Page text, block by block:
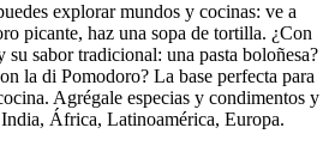
explorar mundos y cocinas: ve a
picante, haz una sopa de tortilla. ¿Con
sabor tradicional: una pasta boloñesa?
la di Pomodoro? La base perfecta para
Agrégale especias y condimentos y
África, Latinoamérica, Europa.